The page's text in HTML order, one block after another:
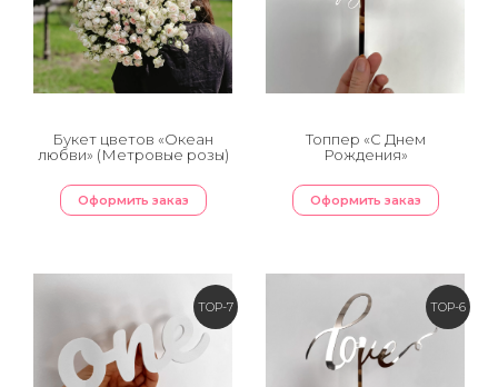
Букет цветов «Океан
любви» (Метровые розы)
Оформить заказ
Топпер «С Днем
Рождения»
Оформить заказ
TOP-7 TOP-6